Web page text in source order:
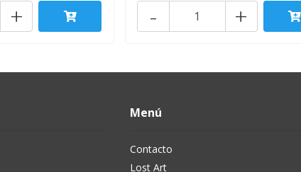
+ +
-
Menú
Contacto
Lost Art